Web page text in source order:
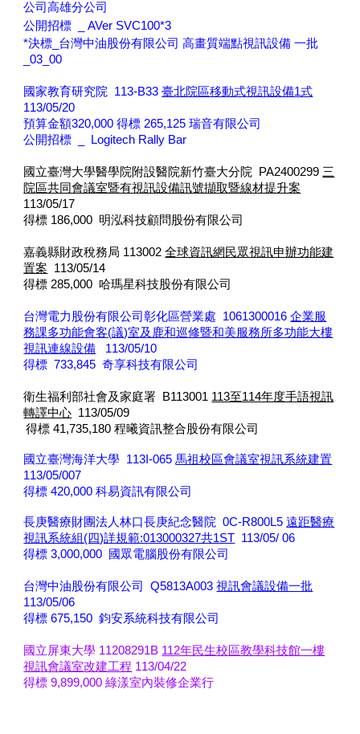
公司高雄分公司
公開招標 _ AVer SVC100*3
*決標_台灣中油股份有限公司 高畫質端點視訊設備 一批
_03_00
國家教育研究院 113-B33臺北院區移動式視訊設備1式
113/05/20
預算金額320,000 得標 265,125 瑞音有限公司
公開招標 _ Logitech Rally Bar
國立臺灣大學醫學院附設醫院新竹臺大分院 PA2400299 三
院區共同會議室暨有視訊設備訊號擷取暨線材提升案
113/05/17
得標 186,000 明泓科技顧問股份有限公司
嘉義縣財政稅務局 113002全球資訊網民眾視訊申辦功能建
置案
113/05/14
得標 285,000 哈瑪星科技股份有限公司
台灣電力股份有限公司彰化區營業處 1061300016企業服
務課多功能會客(議)室及鹿和巡修暨和美服務所多功能大樓
視訊連線設備
113/05/10
得標733,845 奇享科技有限公司
衛生福利部社會及家庭署 B113001 113至114年度手語視訊
轉譯中心 113/05/09
得標 41,735,180 程曦資訊整合股份有限公司
國立臺灣海洋大學 113I-065 馬祖校區會議室視訊系統建置
113/05/007
得標 420,000 科易資訊有限公司
長庚醫療財團法人林口長庚紀念醫院 0C-R800L5遠距醫療
視訊系統組(四)詳規範:013000327共1ST 113/05/ 06
得標3,000,000 國眾電腦股份有限公司
台灣中油股份有限公司 Q5813A003視訊會議設備一批
113/05/06
得標675,150 鈞安系統科技有限公司
國立屏東大學 11208291B 112年民生校區教學科技館一樓
視訊會議室改建工程 113/04/22
得標9,899,000 綠漾室內裝修企業行